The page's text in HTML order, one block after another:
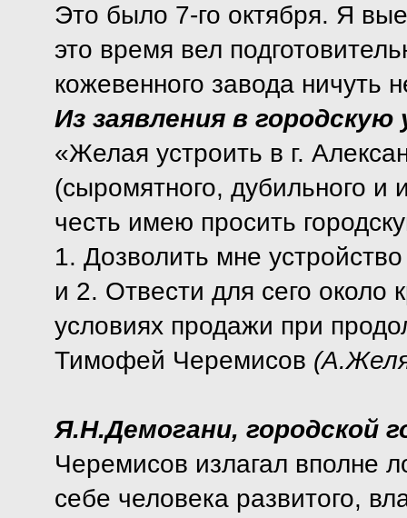
Это было 7-го октября. Я
это время вел
кожевенного завода ничуть
Из заявления в городскую
«Желая устроить в г.
(сыромятного, дубильного и
честь имею просить
1. Дозволить мне
и 2. Отвести для сего около
условиях продажи при
Тимофей Черемисов
Я.Н.Демогани, городской
Черемисов излагал вполне
себе человека развитого,